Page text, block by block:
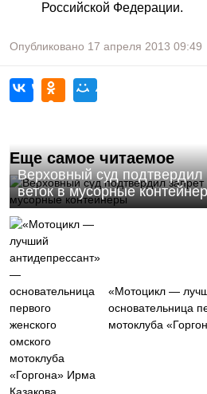
Российской Федерации.
Опубликовано 17 апреля 2013 09:49
Еще самое читаемое
Верховный суд подтвердил
веток в мусорные
«Мотоцикл —
основательница
мотоклуба